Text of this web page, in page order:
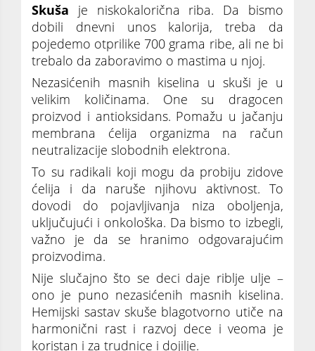
Skuša je niskokalorična riba. Da bismo
dobili dnevni unos kalorija, treba da
pojedemo otprilike 700 grama ribe, ali ne bi
trebalo da zaboravimo o mastima u njoj.
Nezasićenih masnih kiselina u skuši je u
velikim količinama. One su dragocen
proizvod i antioksidans. Pomažu u jačanju
membrana ćelija organizma na račun
neutralizacije slobodnih elektrona.
To su radikali koji mogu da probiju zidove
ćelija i da naruše njihovu aktivnost. To
dovodi do pojavljivanja niza oboljenja,
uključujući i onkološka. Da bismo to izbegli,
važno je da se hranimo odgovarajućim
proizvodima.
Nije slučajno što se deci daje riblje ulje –
ono je puno nezasićenih masnih kiselina.
Hemijski sastav skuše blagotvorno utiče na
harmonični rast i razvoj dece i veoma je
koristan i za trudnice i dojilje.